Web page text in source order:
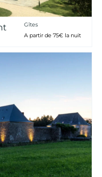
Gîtes
A partir de 75€ la nuit